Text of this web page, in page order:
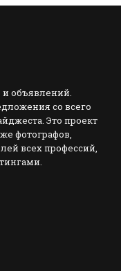
и объявлений.
со всего
Это проект
фотографов,
всех профессий,